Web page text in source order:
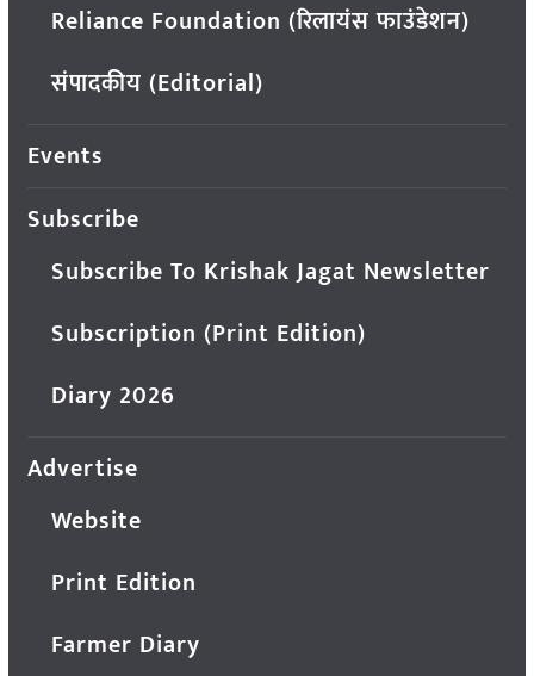
Reliance Foundation (रिलायंस फाउंडेशन)
संपादकीय (Editorial)
Events
Subscribe
Subscribe To Krishak Jagat Newsletter
Subscription (Print Edition)
Diary 2026
Advertise
Website
Print Edition
Farmer Diary